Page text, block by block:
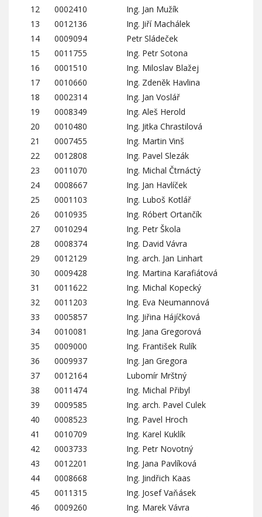
12 0002410
Ing. Jan Mužík
13
0012136
Ing. Jiří Machálek
14
0009094
Petr Sládeček
15
0011755
Ing. Petr Sotona
16
0001510
Ing. Miloslav Blažej
17
0010660
Ing. Zdeněk Havlina
18
0002314
Ing. Jan Voslář
19
0008349
Ing. Aleš Herold
20
0010480
Ing. Jitka Chrastilová
21
0007455
Ing. Martin Vinš
22
0012808
Ing. Pavel Slezák
23
0011070
Ing. Michal Čtrnáctý
24
0008667
Ing. Jan Havlíček
25
0001103
Ing. Luboš Kotlář
26
0010935
Ing. Róbert Ortančík
27
0010294
Ing. Petr Škola
28
0008374
Ing. David Vávra
29
0012129
Ing. arch. Jan Linhart
30
0009428
Ing. Martina Karafiátová
31
0011622
Ing. Michal Kopecký
32
0011203
Ing. Eva Neumannová
33
0005857
Ing. Jiřina Hájíčková
34
0010081
Ing. Jana Gregorová
35
0009000
Ing. František Rulík
36
0009937
Ing. Jan Gregora
37
0012164
Lubomír Mrštný
38
0011474
Ing. Michal Přibyl
39
0009585
Ing. arch. Pavel Culek
40
0008523
Ing. Pavel Hroch
41
0010709
Ing. Karel Kuklík
42
0003733
Ing. Petr Novotný
43
0012201
Ing. Jana Pavlíková
44
0008668
Ing. Jindřich Kaas
45
0011315
Ing. Josef Vaňásek
46
0009260
Ing. Marek Vávra